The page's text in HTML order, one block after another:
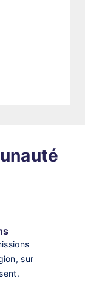
sur